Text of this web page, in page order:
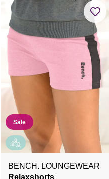
Sale
BENCH. LOUNGEWEAR
Relaxshorts